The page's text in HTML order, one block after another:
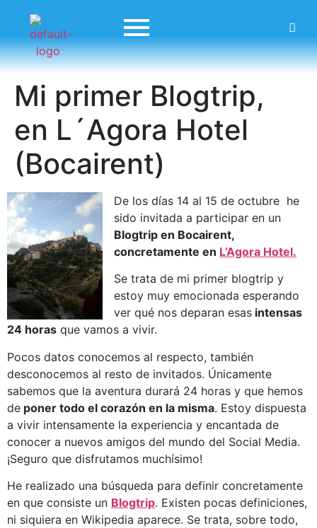
Mi primer Blogtrip,
en L´Agora Hotel
(Bocairent)
De los días 14 al 15 de octubre he
sido invitada a participar en un
Blogtrip en Bocairent,
concretamente en L’Agora Hotel.
Se trata de mi primer blogtrip y
estoy muy emocionada esperando
ver qué nos deparan esas intensas
24 horas que vamos a vivir.
Pocos datos conocemos al respecto, también
desconocemos al resto de invitados. Únicamente
sabemos que la aventura durará 24 horas y que hemos
de poner todo el corazón en la misma. Estoy dispuesta
a vivir intensamente la experiencia y encantada de
conocer a nuevos amigos del mundo del Social Media.
¡Seguro que disfrutamos muchísimo!
He realizado una búsqueda para definir concretamente
en que consiste un Blogtrip. Existen pocas definiciones,
ni siquiera en Wikipedia aparece. Se trata, sobre todo,